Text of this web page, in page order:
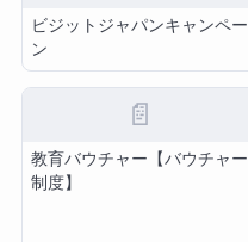
ビジットジャパンキャンペー
ン
📄
教育バウチャー【バウチャー
制度】